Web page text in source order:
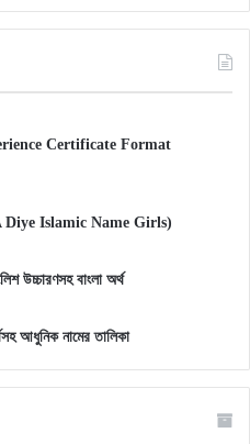
Certificate Format
(A Diye Islamic Name Girls)
উচ্চারণসহ বাংলা অর্থ
আধুনিক নামের তালিকা